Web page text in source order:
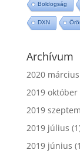
Boldogság
DXN
Archívum
2020 március
2019 október
2019
2019 július
2019 június